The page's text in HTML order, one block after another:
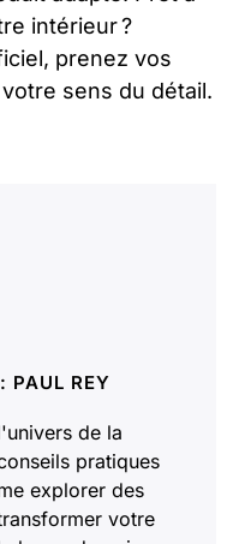
intérieur ?
prenez vos
sens du détail.
PAUL REY
de la
pratiques
explorer des
votre